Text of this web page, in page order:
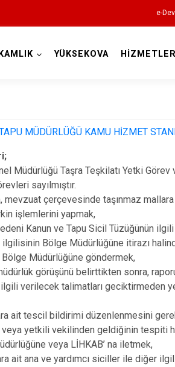
e-
Şemdinli
Yüksekova
Derecik
YÜKSEKOVA
MÜDÜRLÜĞÜ KAMU HİZMET
Müdürlüğü Taşra Teşkilatı Yetki
sayılmıştır.
çerçevesinde taşınmaz
işlemlerini yapmak,
Kanun ve Tapu Sicil Tüzüğünün
Bölge Müdürlüğüne itirazı
Müdürlüğüne göndermek,
görüşünü belirttikten sonra,
verilecek talimatları geciktirmeden
ait tescil bildirimi düzenlenmesini
yetkili vekilinden geldiğinin tespiti
veya LİHKAB’ na iletmek,
ait ana ve yardımcı siciller ile diğer